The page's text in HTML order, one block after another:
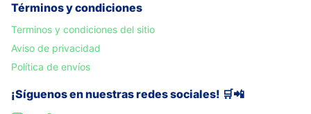
Términos y condiciones
Terminos y condiciones del sitio
Aviso de privacidad
Política de envíos
¡Síguenos en nuestras redes sociales! 🛒📲